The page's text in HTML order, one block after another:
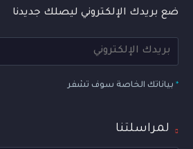
ضع بريدك الإلكتروني ليصلك جديدنا
* بياناتك الخاصة سوف تشفر
لمراسلتنا